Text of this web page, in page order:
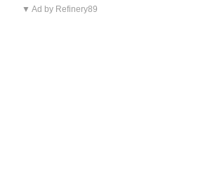
▼ Ad by Refinery89